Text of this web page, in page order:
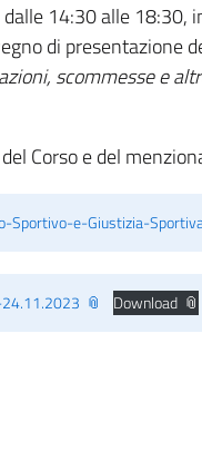
14:30 alle
di presentazione
scommesse e
Corso e del
Sportivo-e-Giustizia-
24.11.2023 Download